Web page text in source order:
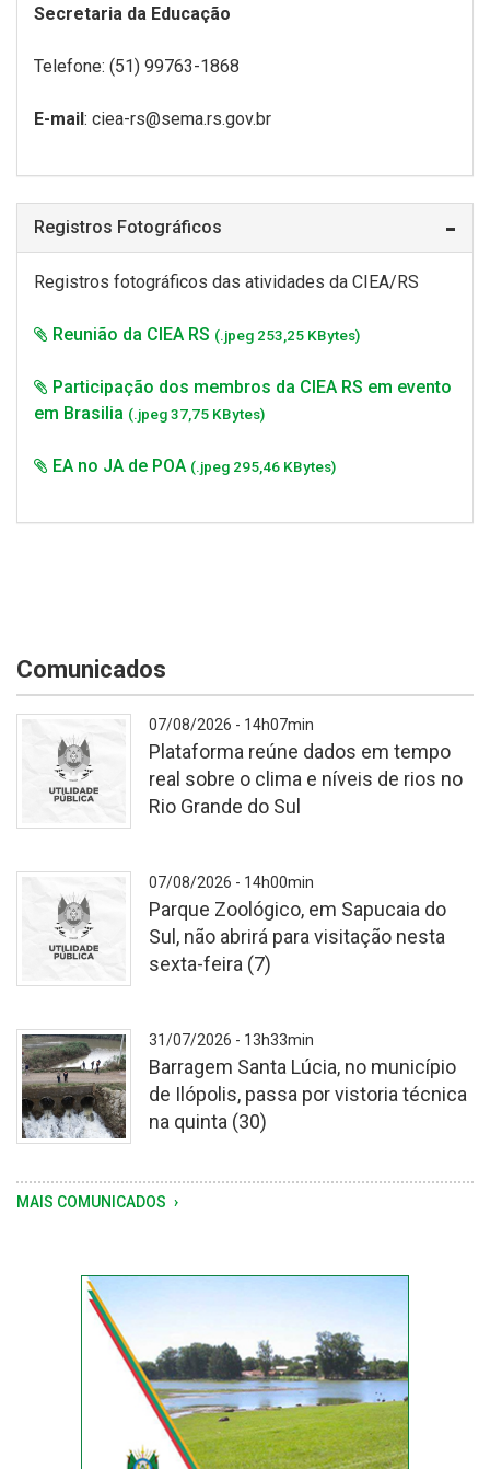
Secretaria da Educação
Telefone: (51) 99763-1868
E-mail: ciea-rs@sema.rs.gov.br
Registros Fotográficos
Registros fotográficos das atividades da CIEA/RS
Reunião da CIEA RS (.jpeg 253,25 KBytes)
Participação dos membros da CIEA RS em evento
em Brasilia (.jpeg 37,75 KBytes)
EA no JA de POA (.jpeg 295,46 KBytes)
Comunicados
-
07/08/2026 - 14h07min
Plataforma reúne dados em tempo
real sobre o clima e níveis de rios no
Rio Grande do Sul
-
07/08/2026 - 14h00min
Parque Zoológico, em Sapucaia do
Sul, não abrirá para visitação nesta
sexta-feira (7)
Vistoria
foi
sequência
31/07/2026 - 13h33min
Barragem Santa Lúcia, no município
de Ilópolis, passa por vistoria técnica
na quinta (30)
MAIS COMUNICADOS